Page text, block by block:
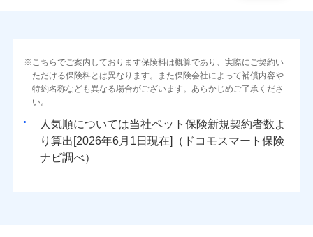
こちらでご案内しております保険料は概算であり、実際にご契約い
ただける保険料とは異なります。また保険会社によって補償内容や
特約名称なども異なる場合がございます。あらかじめご了承くださ
い。
人気順については当社
新規契約者数よ
り算出[
年 月
日現在]（ドコモスマート保険
ナビ調べ）